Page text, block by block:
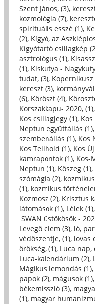
Szent János, (3),
kozmológia (7),
spirituális esszé (1),
(2), Kígyó, az
Kígyótartó csillagkép
asztrológus (1),
(1), Kiskutya -
tudat, (3), Kopernikusz
kereszt (3),
(6), Köröszt (4),
Korszakkapu- 2020, (1),
Kos csillagjegy (1), Kos
Neptun együttállás (1),
szembenállás (1), Kos
Kos Telihold (1), Kos
kamrapontok (1), Kos-
Neptun (1), Kőszeg (1),
szómágia (2),
(1), kozmikus
Kozmosz (2), Krisztus
látomások (1), Lélek (1),
SWAN üstökösök -
Levegő elem (3), ló,
védőszentje, (1), lovas
örökség, (1), Luca nap,
Luca-kalendárium (2),
Mágikus lemondás (1),
papok (2), mágusok (1),
békemisszió (3),
(1), magyar